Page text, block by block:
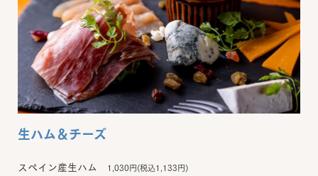
生ハム＆チーズ
スペイン産生ハム 1,030円(税込1,133円)